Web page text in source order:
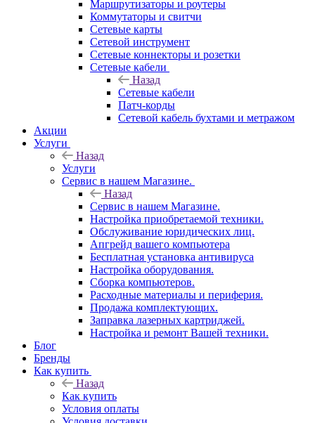
Маршрутизаторы и роутеры
Коммутаторы и свитчи
Сетевые карты
Сетевой инструмент
Сетевые коннекторы и розетки
Сетевые кабели
Назад
Сетевые кабели
Патч-корды
Сетевой кабель бухтами и метражом
Акции
Услуги
Назад
Услуги
Сервис в нашем Магазине.
Назад
Сервис в нашем Магазине.
Настройка приобретаемой техники.
Обслуживание юридических лиц.
Апгрейд вашего компьютера
Бесплатная установка антивируса
Настройка оборудования.
Сборка компьютеров.
Расходные материалы и периферия.
Продажа комплектующих.
Заправка лазерных картриджей.
Настройка и ремонт Вашей техники.
Блог
Бренды
Как купить
Назад
Как купить
Условия оплаты